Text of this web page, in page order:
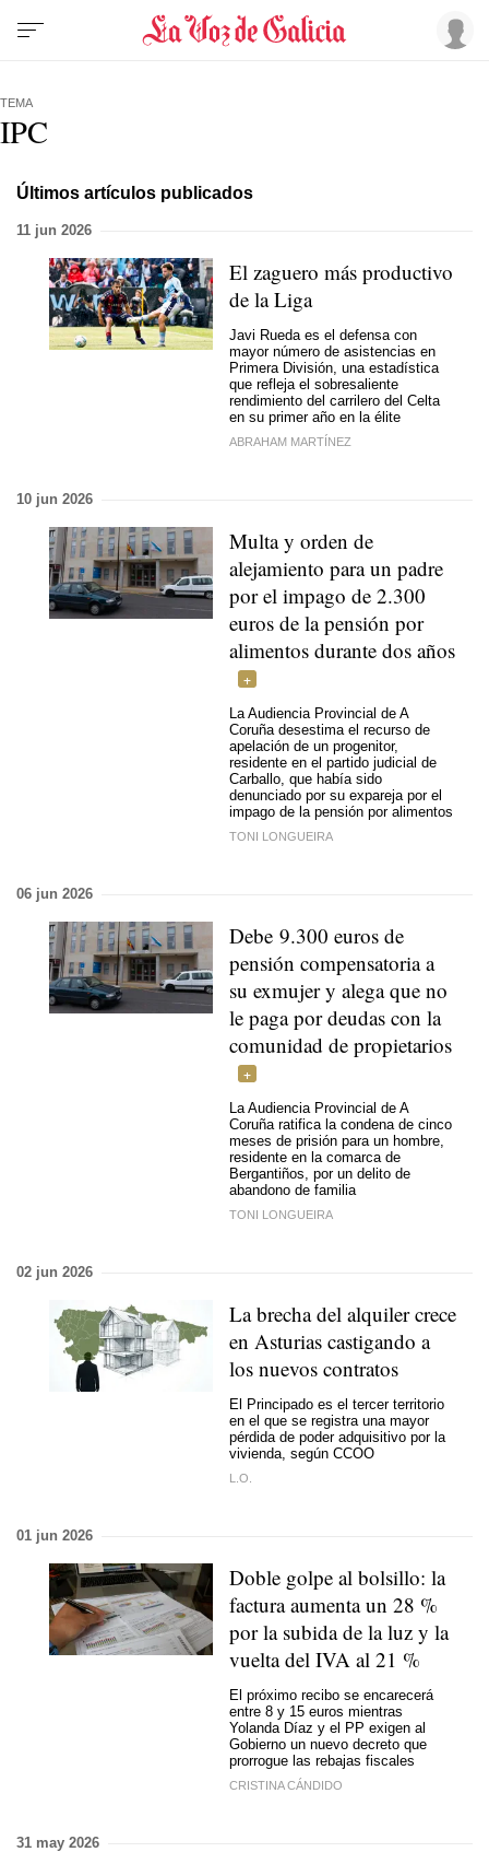
TEMA
IPC
Últimos artículos publicados
11 jun 2026
El zaguero más productivo
de la Liga
Javi Rueda es el defensa con
mayor número de asistencias en
Primera División, una estadística
que refleja el sobresaliente
rendimiento del carrilero del Celta
en su primer año en la élite
ABRAHAM MARTÍNEZ
10 jun 2026
Multa y orden de
alejamiento para un padre
por el impago de 2.300
euros de la pensión por
alimentos durante dos años
La Audiencia Provincial de A
Coruña desestima el recurso de
apelación de un progenitor,
residente en el partido judicial de
Carballo, que había sido
denunciado por su expareja por el
impago de la pensión por alimentos
TONI LONGUEIRA
06 jun 2026
Debe 9.300 euros de
pensión compensatoria a
su exmujer y alega que no
le paga por deudas con la
comunidad de propietarios
La Audiencia Provincial de A
Coruña ratifica la condena de cinco
meses de prisión para un hombre,
residente en la comarca de
Bergantiños, por un delito de
abandono de familia
TONI LONGUEIRA
02 jun 2026
La brecha del alquiler crece
en Asturias castigando a
los nuevos contratos
El Principado es el tercer territorio
en el que se registra una mayor
pérdida de poder adquisitivo por la
vivienda, según CCOO
L.O.
01 jun 2026
Doble golpe al bolsillo: la
factura aumenta un 28 %
por la subida de la luz y la
vuelta del IVA al 21 %
El próximo recibo se encarecerá
entre 8 y 15 euros mientras
Yolanda Díaz y el PP exigen al
Gobierno un nuevo decreto que
prorrogue las rebajas fiscales
CRISTINA CÁNDIDO
31 may 2026